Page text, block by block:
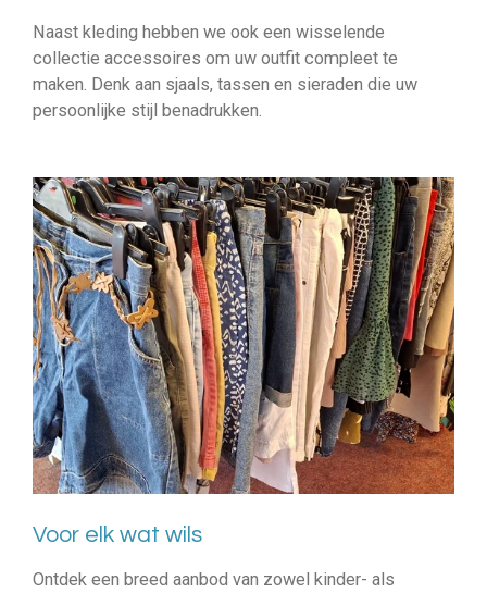
Naast kleding hebben we ook een wisselende
collectie accessoires om uw outfit compleet te
maken. Denk aan sjaals, tassen en sieraden die uw
persoonlijke stijl benadrukken.
Voor elk wat wils
Ontdek een breed aanbod van zowel kinder- als